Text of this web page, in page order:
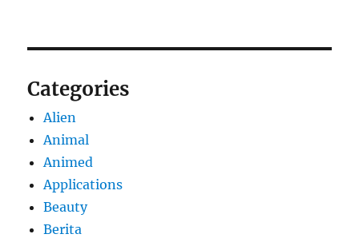
Categories
Alien
Animal
Animed
Applications
Beauty
Berita